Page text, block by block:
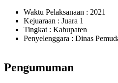
Waktu Pelaksanaan : 2021
Kejuaraan : Juara 1
Tingkat : Kabupaten
Penyelenggara : Dinas
Pengumuman